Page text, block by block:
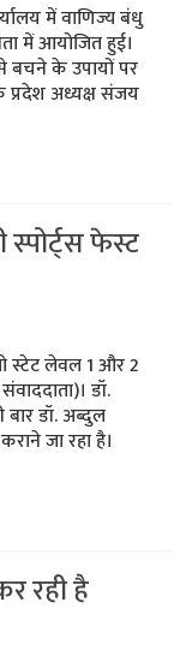
में वाणिज्य बंधु
में आयोजित हुई।
बचने के उपायों पर
प्रदेश अध्यक्ष संजय
फेस्ट
स्टेट लेवल 1 और 2
डॉ.
बार डॉ. अब्दुल
जा रहा है।
रही है